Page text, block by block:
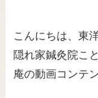
こんにちは、東
隠れ家鍼灸院こ
庵の動画コンテ